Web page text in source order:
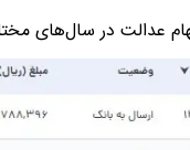
عدالت در سال‌های